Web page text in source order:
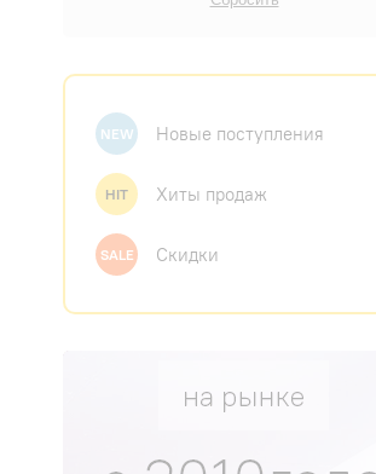
NEW Новые поступления
HIT Хиты продаж
SALE Скидки